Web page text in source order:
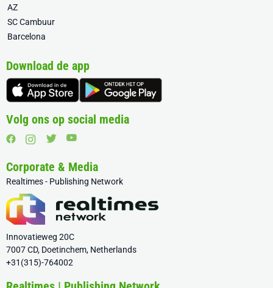
AZ
SC Cambuur
Barcelona
Download de app
Volg ons op social media
Corporate & Media
Realtimes - Publishing Network
Innovatieweg 20C
7007 CD, Doetinchem, Netherlands
+31(315)-764002